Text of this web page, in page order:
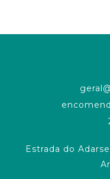
Estrada do